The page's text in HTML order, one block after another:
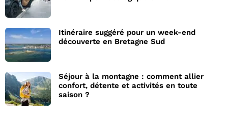
Itinéraire suggéré pour un week-end
découverte en Bretagne Sud
Séjour à la montagne : comment allier
confort, détente et activités en toute
saison ?